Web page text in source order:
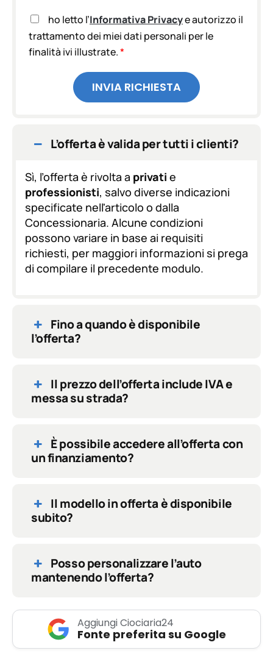
A
c
e
D
P
R
*
ho letto l’Informativa Privacye autorizzo il
trattamento dei miei dati personali per le
finalità ivi illustrate.*
INVIA RICHIESTA
L’offerta è valida per tutti i clienti?
Sì, l’offerta è rivolta a privati e
professionisti, salvo diverse indicazioni
specificate nell'articolo o dalla
Concessionaria. Alcune condizioni
possono variare in base ai requisiti
richiesti, per maggiori informazioni si prega
di compilare il precedente modulo.
Fino a quando è disponibile
l’offerta?
Il prezzo dell’offerta include IVA e
messa su strada?
È possibile accedere all’offerta con
un finanziamento?
Il modello in offerta è disponibile
subito?
Posso personalizzare l’auto
mantenendo l’offerta?
Aggiungi Ciociaria24
Fonte preferita su Google